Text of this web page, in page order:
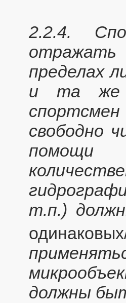
2.2.4.
пределах
и та же
свободно
помощи
т.п.)
должны